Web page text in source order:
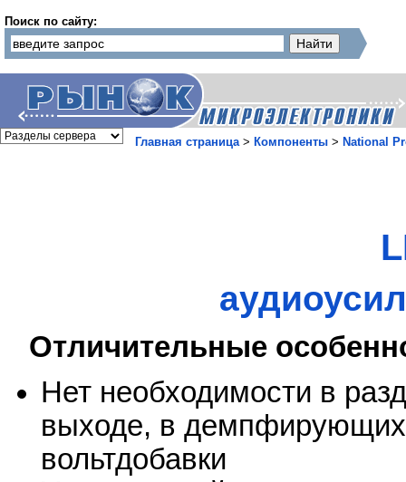
Поиск по сайту:
Главная страница> Компоненты > National
Отличительные
Нет необходимости в
выходе, в демпфирующих
вольтдобавки